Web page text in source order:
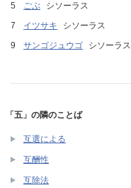
ごぶ
シソーラス
イツサキ
シソーラス
サンゴジュウゴ
シソーラス
「五」の隣のことば
互選による
互酬性
互除法